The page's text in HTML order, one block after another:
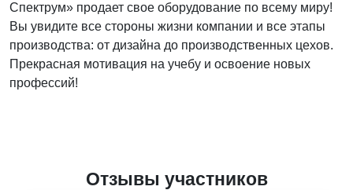
Спектрум» продает свое оборудование по всему миру!
Вы увидите все стороны жизни компании и все этапы
производства: от дизайна до производственных цехов.
Прекрасная мотивация на учебу и освоение новых
профессий!
Отзывы участников